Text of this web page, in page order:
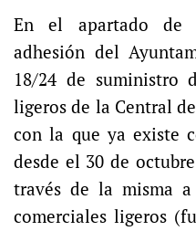
En el apartado de
adhesión del
18/24 de suministro
ligeros de la Central
con la que ya existe
desde el 30 de
través de la misma
comerciales ligeros